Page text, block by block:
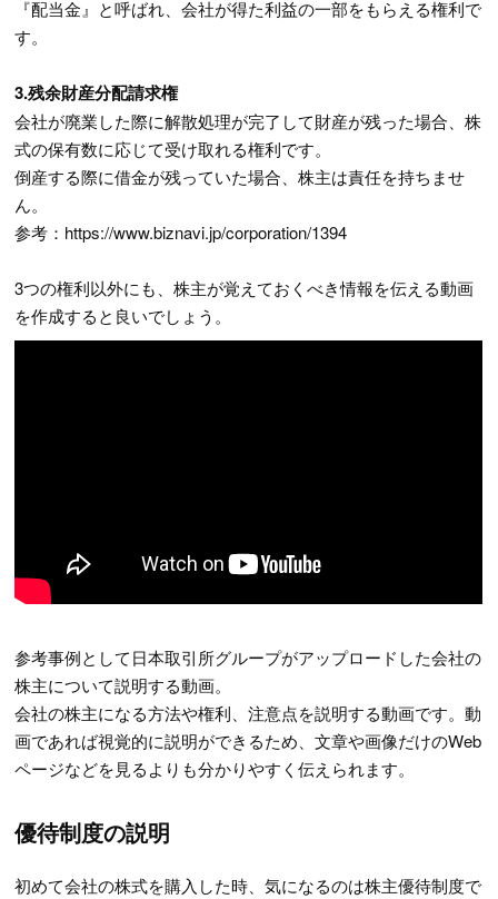
『配当金』と呼ばれ、会社が得た利益の一部をもらえる権利で
す。
3.残余財産分配請求権
会社が廃業した際に解散処理が完了して財産が残った場合、株
式の保有数に応じて受け取れる権利です。
倒産する際に借金が残っていた場合、株主は責任を持ちませ
ん。
参考：https://www.biznavi.jp/corporation/1394
3つの権利以外にも、株主が覚えておくべき情報を伝える動画
を作成すると良いでしょう。
参考事例として日本取引所グループがアップロードした会社の
株主について説明する動画。
会社の株主になる方法や権利、注意点を説明する動画です。動
画であれば視覚的に説明ができるため、文章や画像だけのWeb
ページなどを見るよりも分かりやすく伝えられます。
優待制度の説明
初めて会社の株式を購入した時、気になるのは株主優待制度で